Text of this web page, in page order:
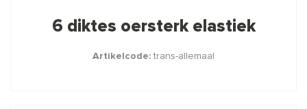
producten ook interessant
6 diktes oersterk elastiek
Artikelcode: trans-allemaal